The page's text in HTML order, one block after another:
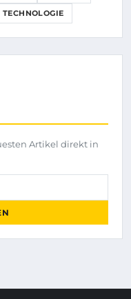
TECHNOLOGIE
Artikel direkt in